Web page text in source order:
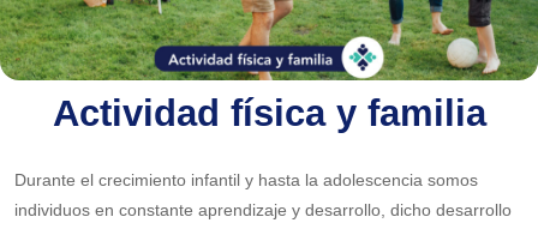
Actividad física y familia
Durante el crecimiento infantil y hasta la adolescencia somos
individuos en constante aprendizaje y desarrollo, dicho desarrollo